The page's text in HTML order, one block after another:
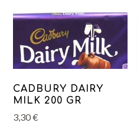
CADBURY DAIRY
MILK 200 GR
3,30€